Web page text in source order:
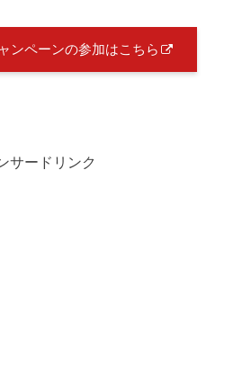
ンペーンの参加はこちら
サードリンク